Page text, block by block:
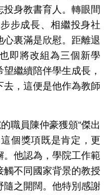
身教書育人。轉眼間
步成長、相繼投身社
裏滿是欣慰。距離退
即將改組為三個新學
繼續陪伴學生成長，
，這便是他作為教師
職員陳仲豪獲頒“傑出
個獎項既是肯定，更
他認為，學院工作範
不同國家背景的教授
隨之開闊。他特別感謝